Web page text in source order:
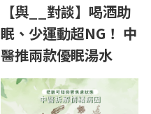
【與__對談】喝酒助
眠、少運動超NG！ 中
醫推兩款優眠湯水